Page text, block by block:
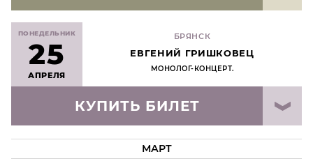
ПОНЕДЕЛЬНИК
25
АПРЕЛЯ
БРЯНСК
ЕВГЕНИЙ ГРИШКОВЕЦ
МОНОЛОГ-КОНЦЕРТ.
КУПИТЬ БИЛЕТ
МАРТ